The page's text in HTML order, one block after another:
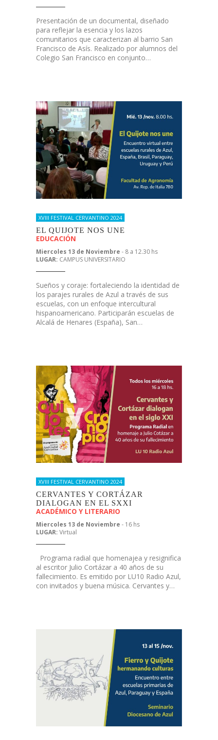
Presentación de un documental, diseñado
para reflejar la esencia y los lazos
comunitarios que caracterizan al barrio San
Francisco de Asís. Realizado por alumnos del
Colegio San Francisco en conjunto…
XVIII FESTIVAL CERVANTINO 2024
EL QUIJOTE NOS UNE
EDUCACIÓN
Miercoles 13 de Noviembre - 8 a 12.30 hs
LUGAR: CAMPUS UNIVERSITARIO
Sueños y coraje: fortaleciendo la identidad de
los parajes rurales de Azul a través de sus
escuelas, con un enfoque intercultural
hispanoamericano. Participarán escuelas de
Alcalá de Henares (España), San…
XVIII FESTIVAL CERVANTINO 2024
CERVANTES Y CORTÁZAR
DIALOGAN EN EL SXXI
ACADÉMICO Y LITERARIO
Miercoles 13 de Noviembre - 16 hs
LUGAR: Virtual
Programa radial que homenajea y resignifica
al escritor Julio Cortázar a 40 años de su
fallecimiento. Es emitido por LU10 Radio Azul,
con invitados y buena música. Cervantes y…